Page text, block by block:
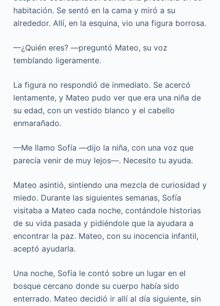
habitación. Se sentó en la cama y miró a su
alrededor. Allí, en la esquina, vio una figura borrosa.
—¿Quién eres? —preguntó Mateo, su voz
temblando ligeramente.
La figura no respondió de inmediato. Se acercó
lentamente, y Mateo pudo ver que era una niña de
su edad, con un vestido blanco y el cabello
enmarañado.
—Me llamo Sofía —dijo la niña, con una voz que
parecía venir de muy lejos—. Necesito tu ayuda.
Mateo asintió, sintiendo una mezcla de curiosidad y
miedo. Durante las siguientes semanas, Sofía
visitaba a Mateo cada noche, contándole historias
de su vida pasada y pidiéndole que la ayudara a
encontrar la paz. Mateo, con su inocencia infantil,
aceptó ayudarla.
Una noche, Sofía le contó sobre un lugar en el
bosque cercano donde su cuerpo había sido
enterrado. Mateo decidió ir allí al día siguiente, sin